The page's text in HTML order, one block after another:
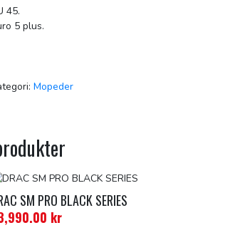
45.
5 plus.
Mopeder
SM PRO BLACK SERIES
kr